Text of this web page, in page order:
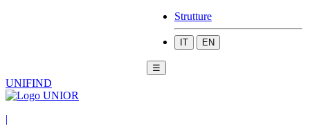
Strutture
IT EN
☰
UNIFIND
|